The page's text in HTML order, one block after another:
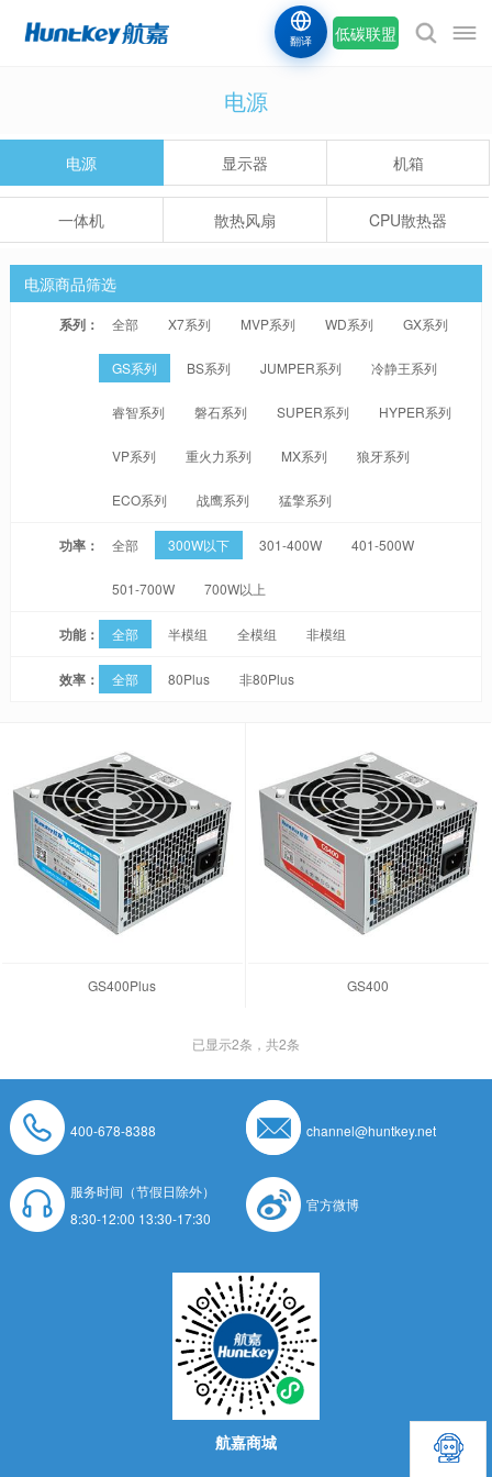
低碳联盟
翻译
电源
电源 显示器 机箱
一体机 散热风扇 CPU散热器
电源商品筛选
系列： 全部 X7系列 MVP系列 WD系列 GX系列
GS系列 BS系列 JUMPER系列 冷静王系列
睿智系列 磐石系列 SUPER系列 HYPER系列
VP系列 重火力系列 MX系列 狼牙系列
ECO系列 战鹰系列 猛擎系列
功率： 全部 300W以下 301-400W 401-500W
501-700W 700W以上
功能： 全部 半模组 全模组 非模组
效率： 全部 80Plus 非80Plus
GS400Plus GS400
已显示2条，共2条
400-678-8388 channel@huntkey.net
服务时间（节假日除外）
8:30-12:00 13:30-17:30
官方微博
航嘉商城